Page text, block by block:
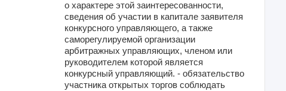
о характере этой заинтересованности,
сведения об участии в капитале заявителя
конкурсного управляющего, а также
саморегулируемой организации
арбитражных управляющих, членом или
руководителем которой является
конкурсный управляющий. - обязательство
участника открытых торгов соблюдать